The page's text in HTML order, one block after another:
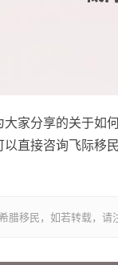
大家分享的关于如
直接咨询飞际移民
腊移民，如若转载，